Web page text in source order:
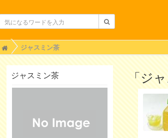
H
o
m
ジャスミン茶
ジャスミン茶 「ジ